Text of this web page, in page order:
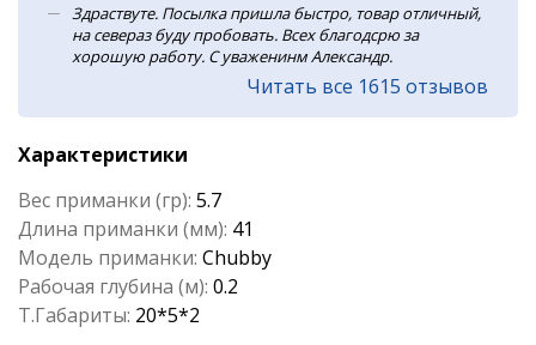
Здраствуте. Посылка пришла быстро, товар отличный,
на севераз буду пробовать. Всех благодсрю за
хорошую работу. С уваженинм Александр.
Читать все 1615 отзывов
Характеристики
Вес приманки (гр): 5.7
Длина приманки (мм): 41
Модель приманки: Chubby
Рабочая глубина (м): 0.2
Т.Габариты: 20*5*2